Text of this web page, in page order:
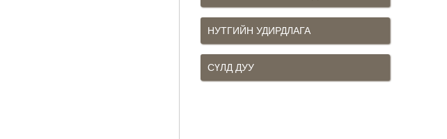
НУТГИЙН УДИРДЛАГА
СҮЛД ДУУ